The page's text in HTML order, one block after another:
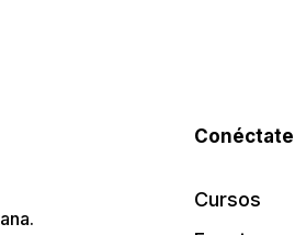
Conéctate
Cursos